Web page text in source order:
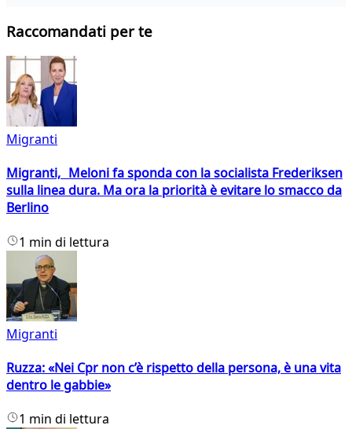
Raccomandati per te
Migranti
Migranti, Meloni fa sponda con la socialista Frederiksen
sulla linea dura. Ma ora la priorità è evitare lo smacco da
Berlino
1 min di lettura
Migranti
Ruzza: «Nei Cpr non c’è rispetto della persona, è una vita
dentro le gabbie»
1 min di lettura